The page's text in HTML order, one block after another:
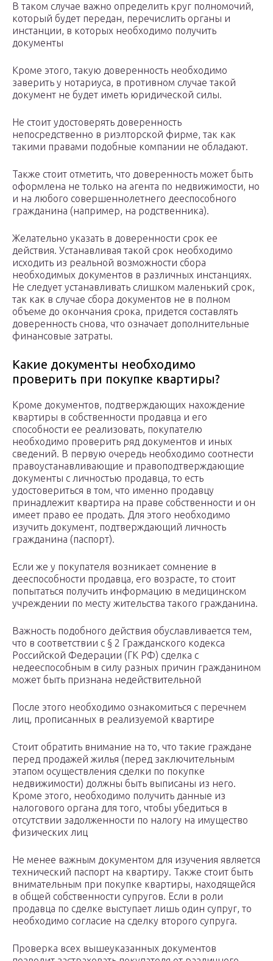
В таком случае важно определить круг полномочий,
который будет передан, перечислить органы и
инстанции, в которых необходимо получить
документы
Кроме этого, такую доверенность необходимо
заверить у нотариуса, в противном случае такой
документ не будет иметь юридической силы.
Не стоит удостоверять доверенность
непосредственно в риэлторской фирме, так как
такими правами подобные компании не обладают.
Также стоит отметить, что доверенность может быть
оформлена не только на агента по недвижимости, но
и на любого совершеннолетнего дееспособного
гражданина (например, на родственника).
Желательно указать в доверенности срок ее
действия. Устанавливая такой срок необходимо
исходить из реальной возможности сбора
необходимых документов в различных инстанциях.
Не следует устанавливать слишком маленький срок,
так как в случае сбора документов не в полном
объеме до окончания срока, придется составлять
доверенность снова, что означает дополнительные
финансовые затраты.
Какие документы необходимо
проверить при покупке квартиры?
Кроме документов, подтверждающих нахождение
квартиры в собственности продавца и его
способности ее реализовать, покупателю
необходимо проверить ряд документов и иных
сведений. В первую очередь необходимо соотнести
правоустанавливающие и правоподтверждающие
документы с личностью продавца, то есть
удостовериться в том, что именно продавцу
принадлежит квартира на праве собственности и он
имеет право ее продать. Для этого необходимо
изучить документ, подтверждающий личность
гражданина (паспорт).
Если же у покупателя возникает сомнение в
дееспособности продавца, его возрасте, то стоит
попытаться получить информацию в медицинском
учреждении по месту жительства такого гражданина.
Важность подобного действия обуславливается тем,
что в соответствии с § 2 Гражданского кодекса
Российской Федерации (ГК РФ) сделка с
недееспособным в силу разных причин гражданином
может быть признана недействительной
После этого необходимо ознакомиться с перечнем
лиц, прописанных в реализуемой квартире
Стоит обратить внимание на то, что такие граждане
перед продажей жилья (перед заключительным
этапом осуществления сделки по покупке
недвижимости) должны быть выписаны из него.
Кроме этого, необходимо получить данные из
налогового органа для того, чтобы убедиться в
отсутствии задолженности по налогу на имущество
физических лиц
Не менее важным документом для изучения является
технический паспорт на квартиру. Также стоит быть
внимательным при покупке квартиры, находящейся
в общей собственности супругов. Если в роли
продавца по сделке выступает лишь один супруг, то
необходимо согласие на сделку второго супруга.
Проверка всех вышеуказанных документов